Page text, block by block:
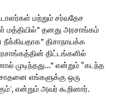
மற்றும் சர்வதேச
மத்தியில்” தனது அரசாங்கம்
திசாநாயக்க
திட்டங்களில்
முடிந்தது...” என்றும் “கடந்த
எங்களுக்கு ஒரு
என்றும் அவர் கூறினார்.